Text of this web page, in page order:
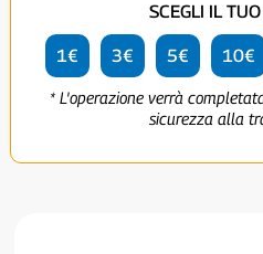
SCEGLI IL
1€ 3€ 5€ 10€
* L'operazione verrà
sicurezza alla